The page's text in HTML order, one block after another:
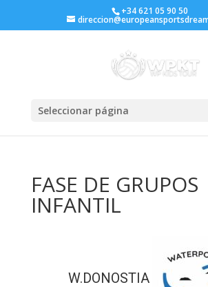
+34 621 05 90 50
Seleccionar página
FASE DE GRUPOS
INFANTIL
W.DONOSTIA